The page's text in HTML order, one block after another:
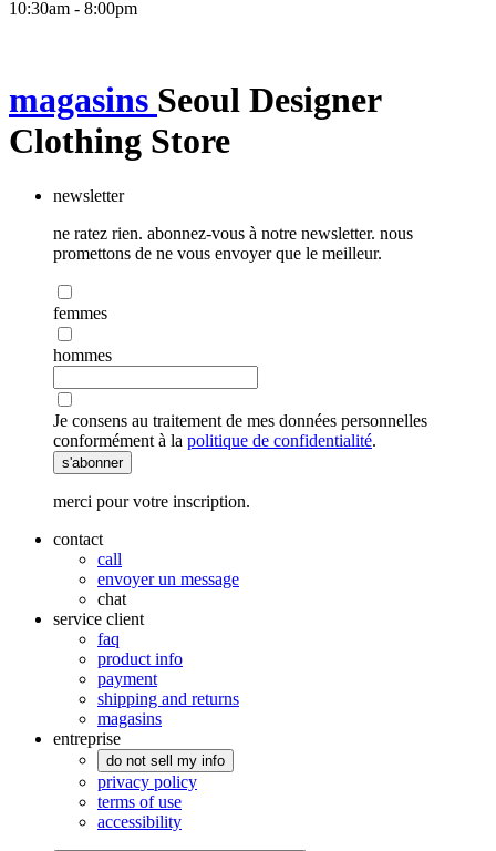
10:30am - 8:00pm
magasins Seoul Designer
Clothing Store
newsletter
ne ratez rien. abonnez-vous à notre newsletter. nous
promettons de ne vous envoyer que le meilleur.
femmes
hommes
Je consens au traitement de mes données personnelles
conformément à la politique de confidentialité.
s'abonner
merci pour votre inscription.
contact
call
envoyer un message
chat
service client
faq
product info
payment
shipping and returns
magasins
entreprise
do not sell my info
privacy policy
terms of use
accessibility